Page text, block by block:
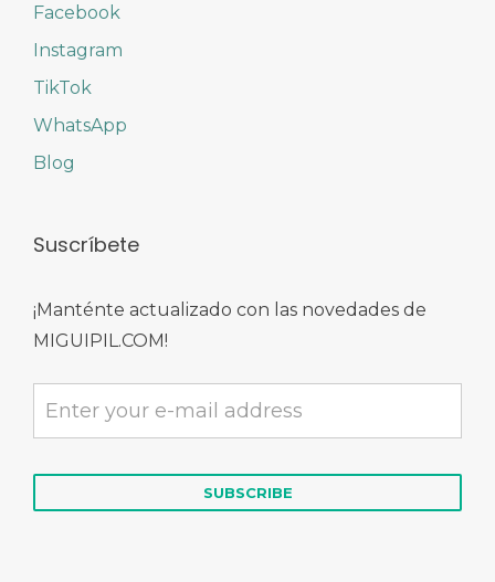
Facebook
Instagram
TikTok
WhatsApp
Blog
Suscríbete
¡Manténte actualizado con las novedades de
MIGUIPIL.COM!